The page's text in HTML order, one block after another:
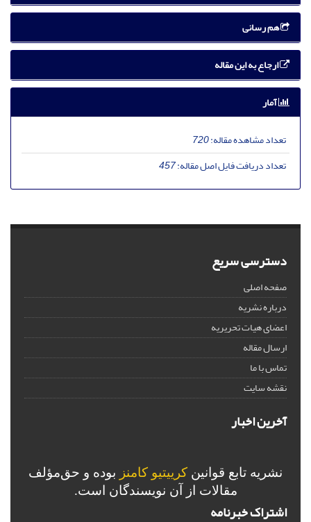
هم رسانی
ارجاع به این مقاله
آمار
تعداد مشاهده مقاله:720
تعداد دریافت فایل اصل مقاله:457
دسترسی سریع
صفحه اصلی
درباره نشریه
اعضای هیات تحریریه
ارسال مقاله
تماس با ما
نقشه سایت
آخرین اخبار
نشریه تابع قوانین کرییتیو کامنز بوده و حق‌مؤلف
مقالات از آن نویسندگان است.
اشتراک خبرنامه